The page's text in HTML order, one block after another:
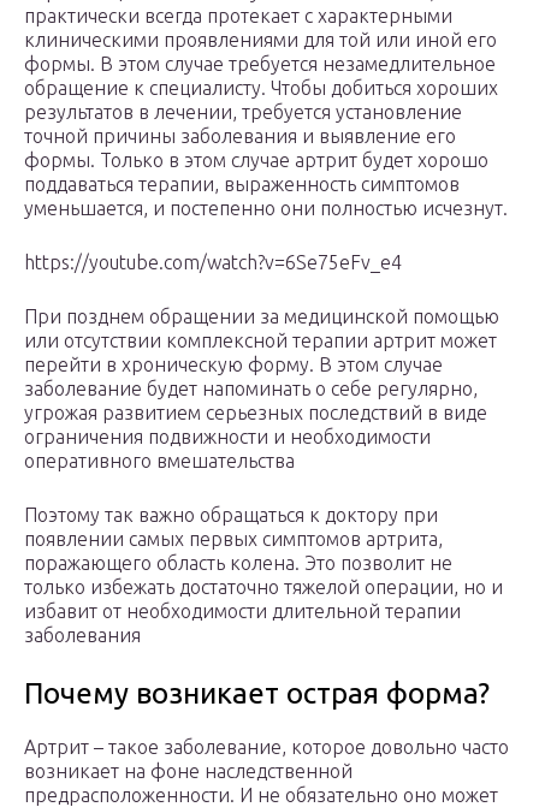
практически всегда протекает с характерными
клиническими проявлениями для той или иной его
формы. В этом случае требуется незамедлительное
обращение к специалисту. Чтобы добиться хороших
результатов в лечении, требуется установление
точной причины заболевания и выявление его
формы. Только в этом случае артрит будет хорошо
поддаваться терапии, выраженность симптомов
уменьшается, и постепенно они полностью исчезнут.
https://youtube.com/watch?v=6Se75eFv_e4
При позднем обращении за медицинской помощью
или отсутствии комплексной терапии артрит может
перейти в хроническую форму. В этом случае
заболевание будет напоминать о себе регулярно,
угрожая развитием серьезных последствий в виде
ограничения подвижности и необходимости
оперативного вмешательства
Поэтому так важно обращаться к доктору при
появлении самых первых симптомов артрита,
поражающего область колена. Это позволит не
только избежать достаточно тяжелой операции, но и
избавит от необходимости длительной терапии
заболевания
Почему возникает острая форма?
Артрит – такое заболевание, которое довольно часто
возникает на фоне наследственной
предрасположенности. И не обязательно оно может